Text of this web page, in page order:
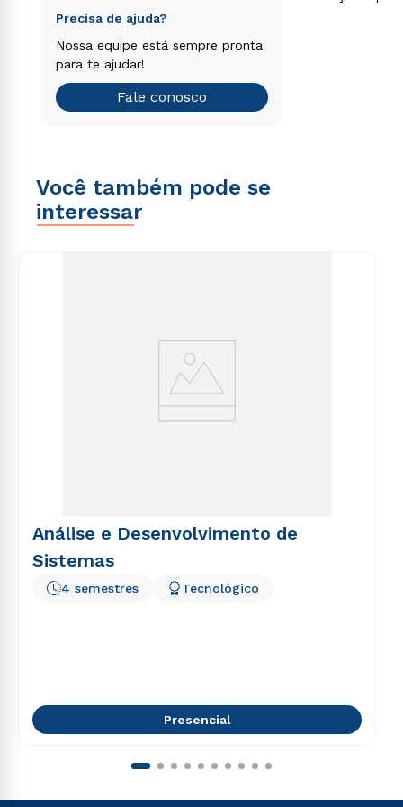
consequuntur magni dolores eos qui ratione
Faça o nosso teste vocacional
Encontre o curso de graduação
que é o ideal para você.
Teste vocacional
Precisa de ajuda?
Nossa equipe está sempre pronta
para te ajudar!
Fale conosco
Você também pode se
interessar
Análise e Desenvolvimento de
Sistemas
4 semestres Tecnológico
Presencial